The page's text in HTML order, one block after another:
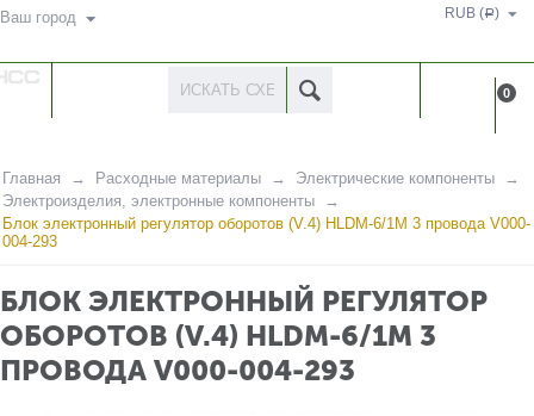
Ваш город RUB (Р)
0
Главная Расходные материалы
Электрические компоненты
Электроизделия, электронные компоненты
Блок электронный регулятор оборотов (V.4) HLDM-6/1M 3 провода V000-
004-293
БЛОК ЭЛЕКТРОННЫЙ РЕГУЛЯТОР
ОБОРОТОВ (V.4) HLDM-6/1M 3
ПРОВОДА V000-004-293